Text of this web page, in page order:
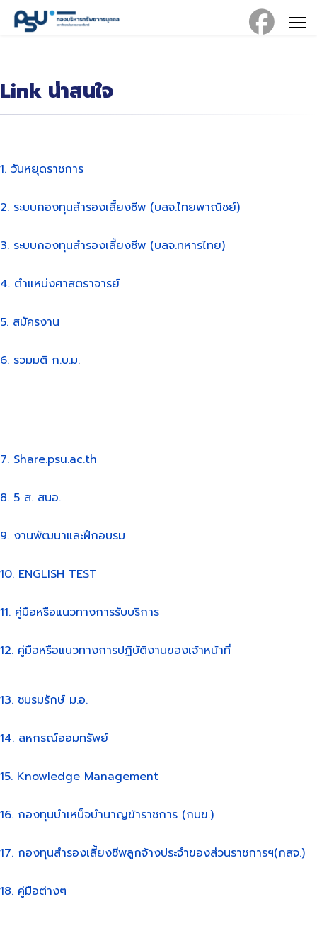
Link น่าสนใจ
1. วันหยุดราชการ
2. ระบบกองทุนสำรองเลี้ยงชีพ (บลจ.ไทยพาณิชย์)
3. ระบบกองทุนสำรองเลี้ยงชีพ (บลจ.ทหารไทย)
4. ตำแหน่งศาสตราจารย์
5. สมัครงาน
6. รวมมติ ก.บ.ม.
7. Share.psu.ac.th
8. 5 ส. สนอ.
9. งานพัฒนาและฝึกอบรม
10. ENGLISH TEST
11. คู่มือหรือแนวทางการรับบริการ
12. คู่มือหรือแนวทางการปฏิบัติงานของเจ้าหน้าที่
13. ชมรมรักษ์ ม.อ.
14. สหกรณ์ออมทรัพย์
15. Knowledge Management
16. กองทุนบำเหน็จบำนาญข้าราชการ (กบข.)
17. กองทุนสำรองเลี้ยงชีพลูกจ้างประจำของส่วนราชการฯ(กสจ.)
18. คู่มือต่างๆ